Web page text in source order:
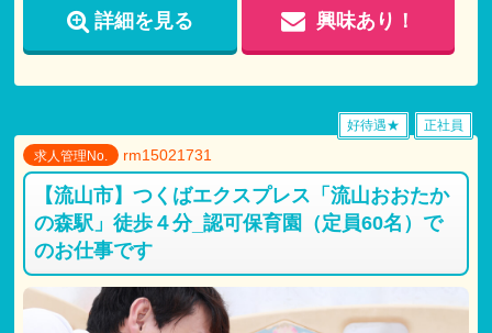
【各種手当】
交通費支給（上限あり 月額:30,000円)
〇研修手当
〇住宅手当
〇時間外手当
〇休日出勤手当
※マイカー通勤可能 対人無制限任意保険加入が条件
【試用期間】
試用期間 有 3ヶ月間
仕事内容
月給共に、正規雇用と同条件
詳細を見る 興味あり！
求人管理No. rm15021731
【流山市】つくばエクスプレス「流山おおたか
の森駅」徒歩４分_認可保育園（定員60名）で
のお仕事です
好待遇★ 正社員